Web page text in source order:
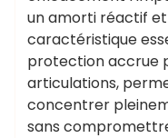
un amorti réactif
caractéristique
protection accrue
articulations,
concentrer
sans